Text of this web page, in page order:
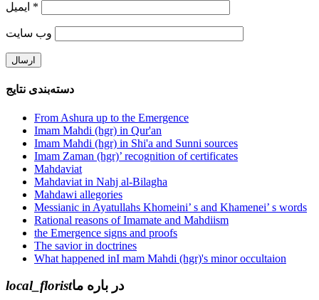
*
وب‌ سایت
دسته‌بندی نتایج
From Ashura up to the Emergence
Imam Mahdi (hgr) in Qur'an
Imam Mahdi (hgr) in Shi'a and Sunni sources
Imam Zaman (hgr)’ recognition of certificates
Mahdaviat
Mahdaviat in Nahj al-Bilagha
Mahdawi allegories
Messianic in Ayatullahs Khomeini’ s and Khamenei’ s words
Rational reasons of Imamate and Mahdiism
the Emergence signs and proofs
The savior in doctrines
What happened inI mam Mahdi (hgr)'s minor occultaion
local_floristدر باره ما